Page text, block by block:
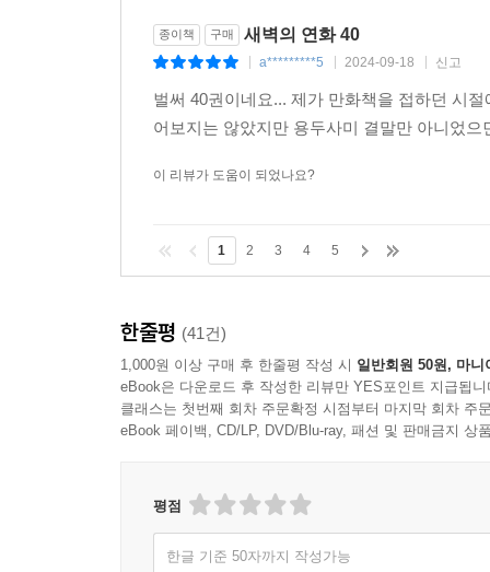
종이책 구매 새벽의 연화 40
a*********5 2024-09-18 신고
벌써 40권이네요... 제가 만화책을 접하던 시
어보지는 않았지만 용두사미 결말만 아니었
이 리뷰가 도움이 되었나요?
1 2 3 4 5
한줄평 (41건)
1,000원 이상 구매 후 한줄평 작성 시 일반회원 50원, 마니
eBook은 다운로드 후 작성한 리뷰만 YES포인트 지급됩니
클래스는 첫번째 회차 주문확정 시점부터 마지막 회차 주
eBook 페이백, CD/LP, DVD/Blu-ray, 패션 및 판매금지 상
평점
한글 기준 50자까지 작성가능